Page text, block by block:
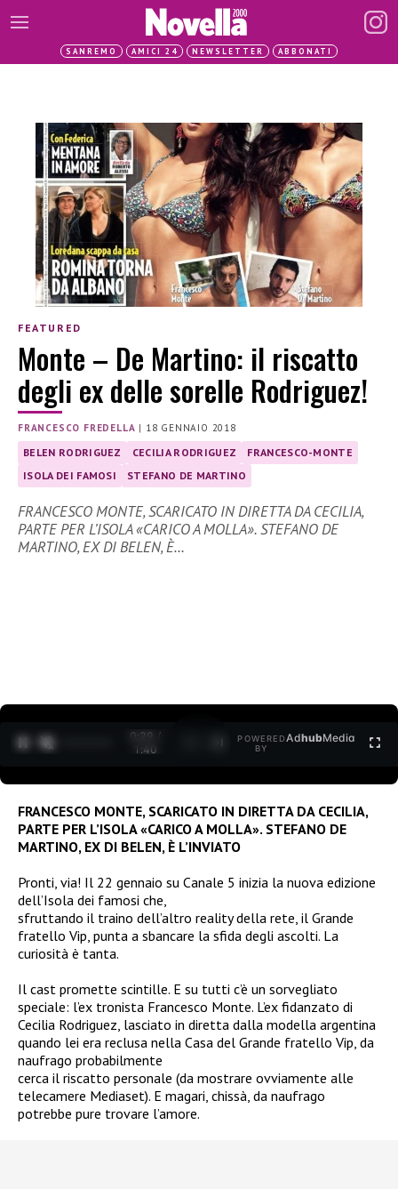
SANREMO AMICI 24 NEWSLETTER ABBONATI
FEATURED
Monte – De Martino: il riscatto
degli ex delle sorelle Rodriguez!
FRANCESCO FREDELLA | 18 GENNAIO 2018
BELEN RODRIGUEZ CECILIA RODRIGUEZ
FRANCESCO-MONTE
ISOLA DEI FAMOSI
STEFANO DE MARTINO
FRANCESCO MONTE, SCARICATO IN DIRETTA DA CECILIA,
PARTE PER L’ISOLA «CARICO A MOLLA». STEFANO DE
MARTINO, EX DI BELEN, È…
0:30 /
1:40
POWERED
BY
AdhubMedia
FRANCESCO MONTE, SCARICATO IN DIRETTA DA CECILIA,
PARTE PER L’ISOLA «CARICO A MOLLA». STEFANO DE
MARTINO, EX DI BELEN, È L’INVIATO
Pronti, via! Il 22 gennaio su Canale 5 inizia la nuova edizione
dell’Isola dei famosi che,
sfruttando il traino dell’altro reality della rete, il Grande
fratello Vip, punta a sbancare la sfida degli ascolti. La
curiosità è tanta.
Il cast promette scintille. E su tutti c’è un sorvegliato
speciale: l’ex tronista Francesco Monte. L’ex fidanzato di
Cecilia Rodriguez, lasciato in diretta dalla modella argentina
quando lei era reclusa nella Casa del Grande fratello Vip, da
naufrago probabilmente
cerca il riscatto personale (da mostrare ovviamente alle
telecamere Mediaset). E magari, chissà, da naufrago
potrebbe pure trovare l’amore.